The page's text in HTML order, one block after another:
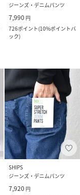
ジーンズ・デニムパンツ
7,990 円
726ポイント(10%ポイントバ
ック)
SHIPS
ジーンズ・デニムパンツ
7,920 円